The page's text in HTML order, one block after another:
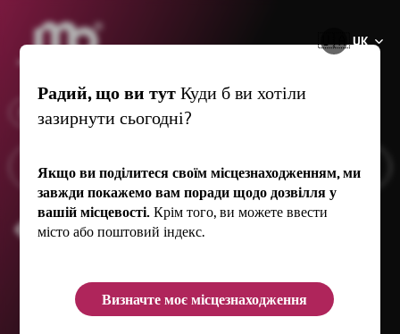
®
🇺🇦UK
x
Фестиваль
Радий, що ви тутКуди б ви хотіли
зазирнути сьогодні?
Якщо ви поділитеся своїм місцезнаходженням, ми
завжди покажемо вам поради щодо дозвілля у
вашій місцевості. Крім того, ви можете ввести
місто або поштовий індекс.
Визначте моє місцезнаходження